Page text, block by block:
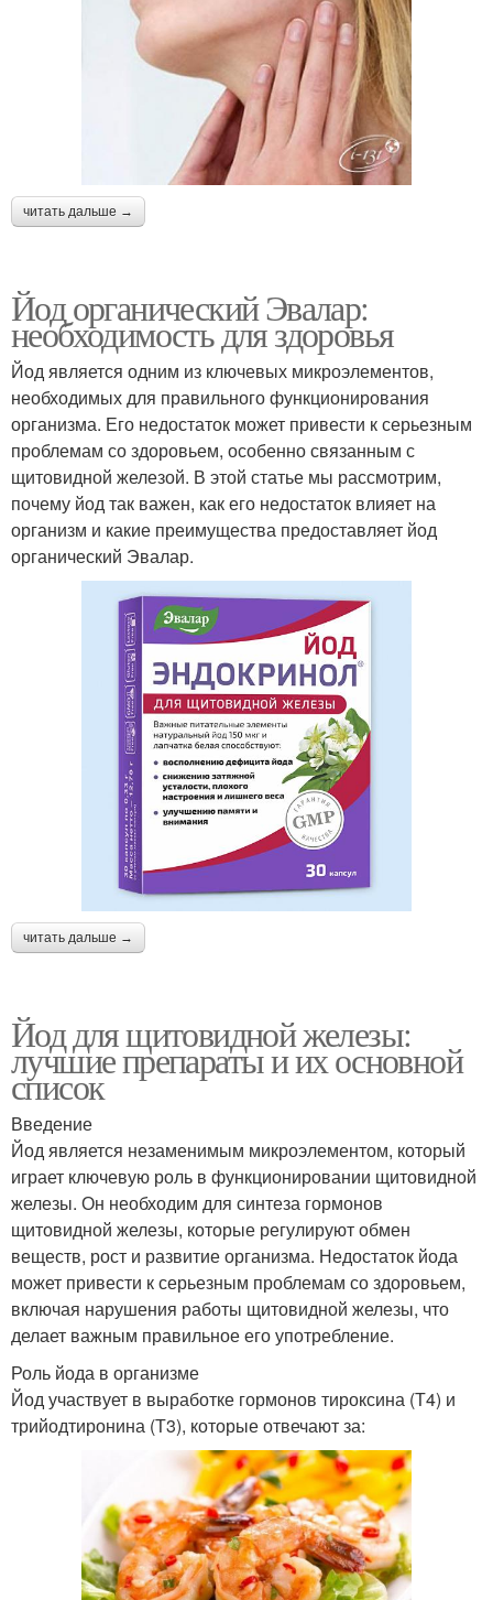
читать дальше →
Йод органический Эвалар:
необходимость для здоровья
Йод является одним из ключевых микроэлементов,
необходимых для правильного функционирования
организма. Его недостаток может привести к серьезным
проблемам со здоровьем, особенно связанным с
щитовидной железой. В этой статье мы рассмотрим,
почему йод так важен, как его недостаток влияет на
организм и какие преимущества предоставляет йод
органический Эвалар.
читать дальше →
Йод для щитовидной железы:
лучшие препараты и их основной
список
Введение
Йод является незаменимым микроэлементом, который
играет ключевую роль в функционировании щитовидной
железы. Он необходим для синтеза гормонов
щитовидной железы, которые регулируют обмен
веществ, рост и развитие организма. Недостаток йода
может привести к серьезным проблемам со здоровьем,
включая нарушения работы щитовидной железы, что
делает важным правильное его употребление.
Роль йода в организме
Йод участвует в выработке гормонов тироксина (Т4) и
трийодтиронина (Т3), которые отвечают за: